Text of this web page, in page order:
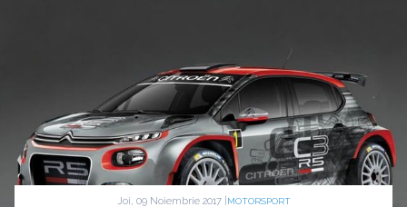
Joi, 09 Noiembrie 2017 | MOTORSPORT